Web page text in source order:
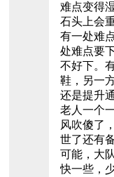
难点变得
石头上会
有一处难
处难点要
不好下。
鞋，另一
还是提升
老人一个
风吹傻了
世了还有
可能，大
快一些，